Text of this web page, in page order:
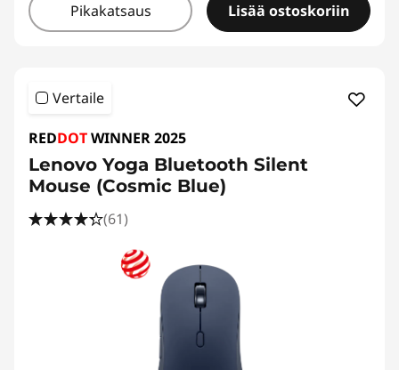
Pikakatsaus Lisää ostoskoriin
Vertaile
REDDOTWINNER 2025
Lenovo Yoga Bluetooth Silent
Mouse (Cosmic Blue)
(61)